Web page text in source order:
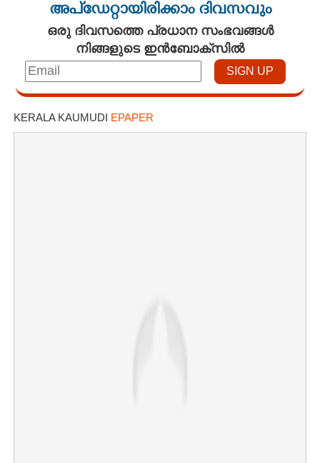
അപ്ഡേറ്റായിരിക്കാം ദിവസവും
ഒരു ദിവസത്തെ പ്രധാന സംഭവങ്ങൾ
നിങ്ങളുടെ ഇൻബോക്സിൽ
KERALA KAUMUDI EPAPER